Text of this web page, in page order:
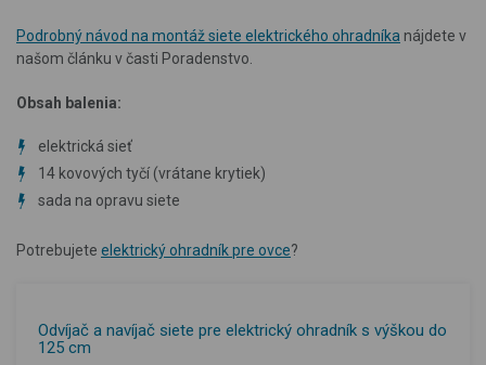
Podrobný návod na montáž siete elektrického ohradníka nájdete v
našom článku v časti Poradenstvo.
Obsah balenia:
elektrická sieť
14 kovových tyčí (vrátane krytiek)
sada na opravu siete
Potrebujete elektrický ohradník pre ovce?
Odvíjač a navíjač siete pre elektrický ohradník s výškou do
125 cm